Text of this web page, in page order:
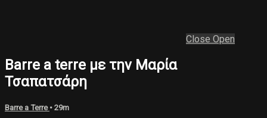
Close Open
Barre a terre με την Μαρία
Τσαπατσάρη
Barre a Terre • 29m